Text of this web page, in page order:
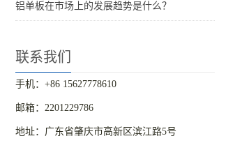
铝单板在市场上的发展趋势是什么？
联系我们
手机：+86 15627778610
邮箱：2201229786
地址：广东省肇庆市高新区滨江路5号